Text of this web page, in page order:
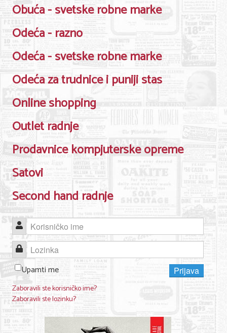
Nega lica i tela
Shopping
Sve za venčanje
Sve za decu
Kuća i bašta
Gastronomija
Sport i rekreacija
Zdravlje i medicina
Hobi i razonoda
UPIS FIRMI
MARKETING
KONTAKT
O NAMA
Obuća - svetske robne marke
Odeća - razno
Odeća - svetske robne marke
Odeća za trudnice i puniji stas
Online shopping
Outlet radnje
Prodavnice kompjuterske opreme
Satovi
Second hand radnje
Korisničko ime
Lozinka
Upamti me
Prijava
Zaboravili ste korisničko ime?
Zaboravili ste lozinku?